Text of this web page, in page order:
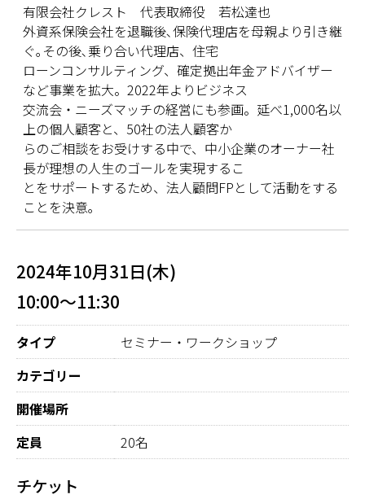
有限会社クレスト 代表取締役 若松達也
外資系保険会社を退職後､保険代理店を母親より引き継
ぐ｡その後､乗り合い代理店、住宅
ローンコンサルティング、確定拠出年金アドバイザー
など事業を拡大。2022年よりビジネス
交流会・ニーズマッチの経営にも参画。延べ1,000名以
上の個人顧客と、50社の法人顧客か
らのご相談をお受けする中で、中小企業のオーナー社
⾧が理想の人生のゴールを実現するこ
とをサポートするため、法人顧問FPとして活動をする
ことを決意｡
2024年10月31日(木)
10:00～11:30
タイプ
セミナー・ワークショップ
カテゴリー
開催場所
定員
20名
チケット